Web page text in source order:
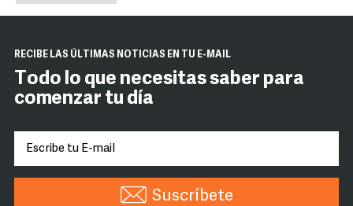
RECIBE LAS ÚLTIMAS NOTICIAS EN TU E-MAIL
Todo lo que necesitas saber para
comenzar tu día
Suscríbete